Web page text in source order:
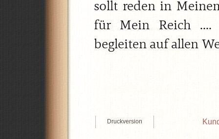
sollt reden in
für Mein Reich ....
begleiten auf allen
Druckversion